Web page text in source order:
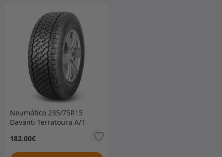
Neumático 235/75R15
Davanti Terratoura A/T
182.00€